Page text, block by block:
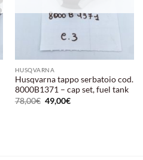
HUSQVARNA
Husqvarna tappo serbatoio cod.
8000B1371 – cap set, fuel tank
78,00€ Il
prezzo
49,00€Il